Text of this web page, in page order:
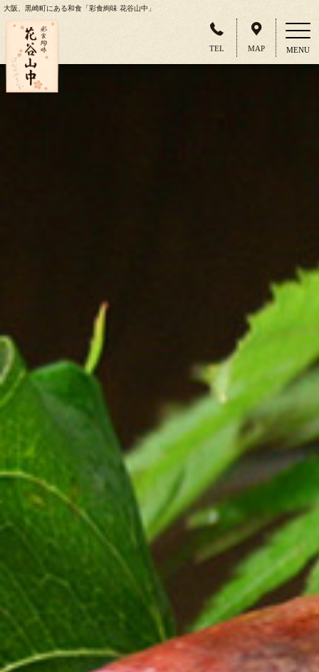
大阪、黒崎町にある和食「彩食絢味 花谷山中」
TEL MAP